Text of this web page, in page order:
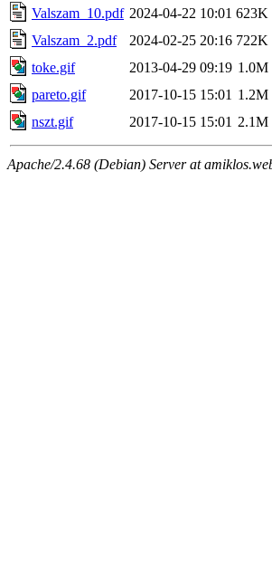
Valszam_10.pdf 2024-04-22 10:01 623K
Valszam_2.pdf
2024-02-25 20:16 722K
toke.gif
2013-04-29 09:19 1.0M
pareto.gif
2017-10-15 15:01 1.2M
nszt.gif
2017-10-15 15:01 2.1M
Apache/2.4.68 (Debian) Server at